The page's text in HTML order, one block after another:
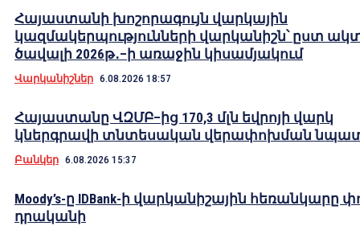
Հայաստանի խոշորագույն վարկային
կազմակերպությունների վարկանիշն՝ ըստ
ծավալի 2026թ․–ի առաջին կիսամյակում
Վարկանիշներ 6.08.2026 18:57
Հայաստանը ՎԶՄԲ–ից 170,3 մլն եվրոյի վարկ
կներգրավի տնտեսական վերափոխման
Բանկեր 6.08.2026 15:37
Moody’s-ը IDBank-ի վարկանիշային հեռանկարը
դրականի